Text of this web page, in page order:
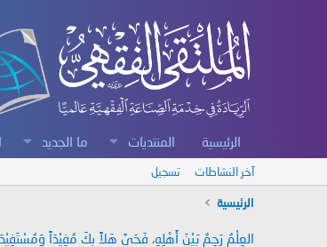
الرئيسية المنتديات ما الجديد
آخر النشاطات تسجيل
الرئيسية
العِلْمُ رَحِمٌ بَيْنَ أَهْلِهِ، فَحَيَّ هَلاً بِكَ مُفِيْدَاً